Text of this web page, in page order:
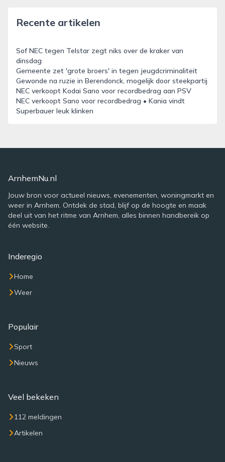
Recente artikelen
Sof NEC tegen Telstar zegt niks over de kraker van
dinsdag
Gemeente zet 'grote broers' in tegen jeugdcriminaliteit
Gewonde na ruzie in Berendonck, mogelijk door steekpartij
NEC verkoopt Kodai Sano voor recordbedrag aan PSV
NEC verkoopt Sano voor recordbedrag • Kania vindt
Superbauer leuk klinken
ArnhemNu.nl
Jouw bron voor actueel nieuws, evenementen, woningmarkt en
weer in Arnhem. Ontdek de stad, blijf op de hoogte en maak
deel uit van het ritme van Arnhem, alles binnen handbereik op
één website.
Inderegio
Home
Weer
Populair
Sport
Nieuws
Veel bekeken
112 meldingen
Artikelen